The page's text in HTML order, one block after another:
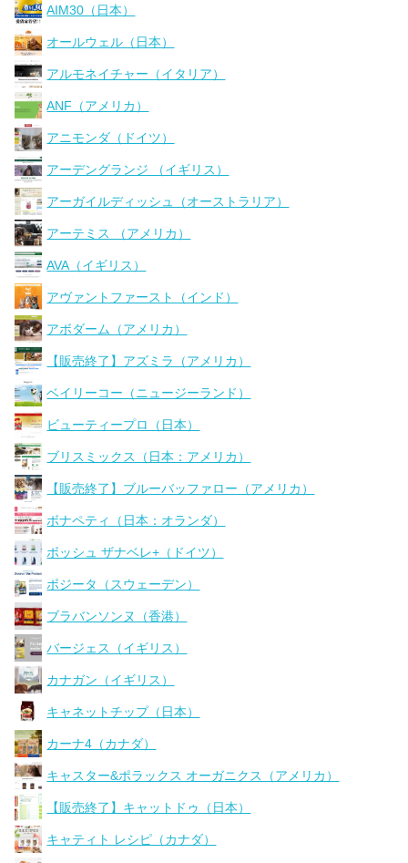
AIM30（日本）
オールウェル（日本）
アルモネイチャー（イタリア）
ANF（アメリカ）
アニモンダ（ドイツ）
アーデングランジ （イギリス）
アーガイルディッシュ（オーストラリア）
アーテミス （アメリカ）
AVA（イギリス）
アヴァントファースト（インド）
アボダーム（アメリカ）
【販売終了】アズミラ（アメリカ）
ベイリーコー（ニュージーランド）
ビューティープロ（日本）
ブリスミックス（日本：アメリカ）
【販売終了】ブルーバッファロー（アメリカ）
ボナペティ（日本：オランダ）
ボッシュ ザナベレ+（ドイツ）
ボジータ（スウェーデン）
ブラバンソンヌ（香港）
バージェス（イギリス）
カナガン（イギリス）
キャネットチップ（日本）
カーナ4（カナダ）
キャスター&ポラックス オーガニクス（アメリカ）
【販売終了】キャットドゥ（日本）
キャティト レシピ（カナダ）